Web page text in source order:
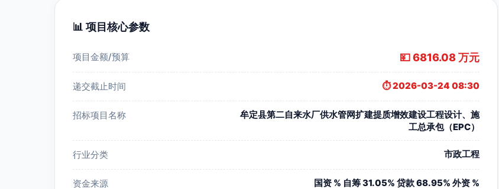
📊 项目核心参数
项目金额/预算 💴 6816.08 万元
递交截止时间 ⏱️ 2026-03-24 08:30
招标项目名称
牟定县第二自来水厂供水管网扩建提质增效建设工程设计、施
工总承包（EPC）
行业分类 市政工程
资金来源 国资 % 自筹 31.05% 贷款 68.95% 外资 %